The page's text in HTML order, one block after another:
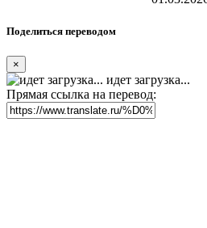
Поделиться переводом
×
идет загрузка...
Прямая ссылка на перевод: